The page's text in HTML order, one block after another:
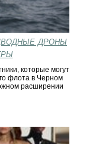
дроны
которые могут
флота в Черном
расширении